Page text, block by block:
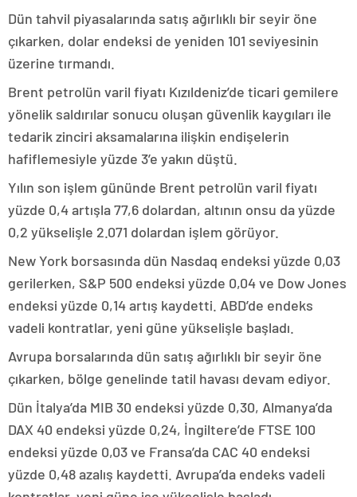
Dün tahvil piyasalarında satış ağırlıklı bir seyir öne
çıkarken, dolar endeksi de yeniden 101 seviyesinin
üzerine tırmandı.
Brent petrolün varil fiyatı Kızıldeniz’de ticari gemilere
yönelik saldırılar sonucu oluşan güvenlik kaygıları ile
tedarik zinciri aksamalarına ilişkin endişelerin
hafiflemesiyle yüzde 3’e yakın düştü.
Yılın son işlem gününde Brent petrolün varil fiyatı
yüzde 0,4 artışla 77,6 dolardan, altının onsu da yüzde
0,2 yükselişle 2.071 dolardan işlem görüyor.
New York borsasında dün Nasdaq endeksi yüzde 0,03
gerilerken, S&P 500 endeksi yüzde 0,04 ve Dow Jones
endeksi yüzde 0,14 artış kaydetti. ABD’de endeks
vadeli kontratlar, yeni güne yükselişle başladı.
Avrupa borsalarında dün satış ağırlıklı bir seyir öne
çıkarken, bölge genelinde tatil havası devam ediyor.
Dün İtalya’da MIB 30 endeksi yüzde 0,30, Almanya’da
DAX 40 endeksi yüzde 0,24, İngiltere’de FTSE 100
endeksi yüzde 0,03 ve Fransa’da CAC 40 endeksi
yüzde 0,48 azalış kaydetti. Avrupa’da endeks vadeli